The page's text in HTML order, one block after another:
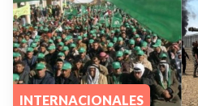
INTERNACIONALES